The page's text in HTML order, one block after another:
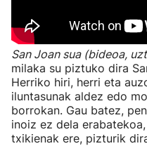
San Joan sua (bideoa,
milaka su piztuko dira
Herriko hiri, herri eta
iluntasunak aldez edo
borrokan. Gau batez,
inoiz ez dela
txikienak ere, pizturik